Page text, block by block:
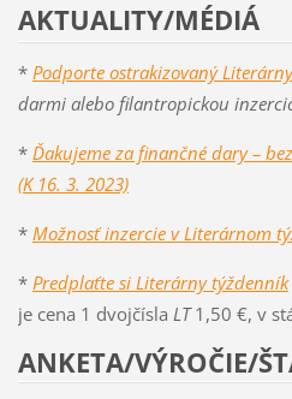
AKTUALITY/MÉDIÁ
* Podporte ostrakizovaný
darmi alebo filantropickou
* Ďakujeme za finančné dary –
(K 16. 3. 2023)
* Možnosť inzercie v Literárnom
* Predplaťte si Literárny týždenník
je cena 1 dvojčísla LT1,50 €, v
ANKETA/VÝROČIE/